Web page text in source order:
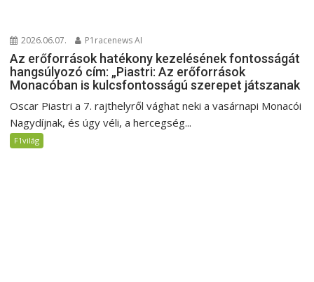
2026.06.07. P1racenews AI
Az erőforrások hatékony kezelésének fontosságát
hangsúlyozó cím: „Piastri: Az erőforrások
Monacóban is kulcsfontosságú szerepet játszanak
Oscar Piastri a 7. rajthelyről vághat neki a vasárnapi Monacói
Nagydíjnak, és úgy véli, a hercegség...
F1világ